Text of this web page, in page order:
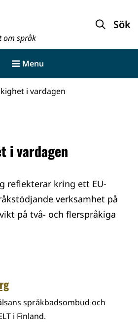
om språk
Sök
Menu
i vardagen
i vardagen
reflekterar kring ett EU-
verksamhet på
på två- och flerspråkiga
språkbadsombud och
i Finland.